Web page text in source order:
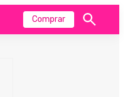
Comprar
Mostrar